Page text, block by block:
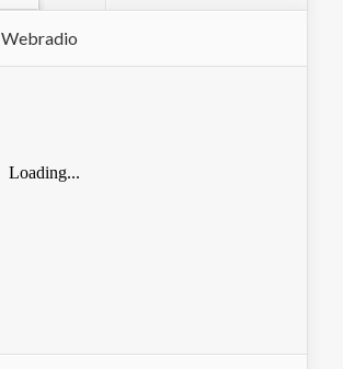
Webradio